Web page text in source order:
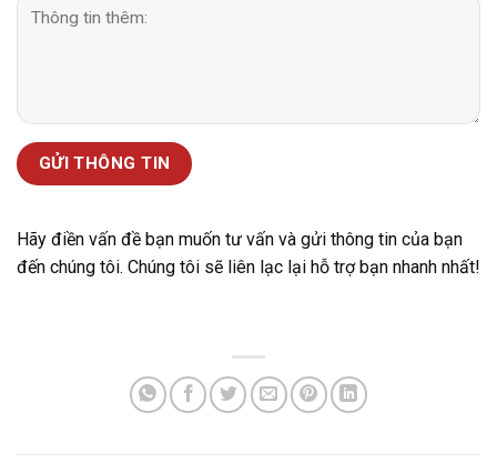
Hãy điền vấn đề bạn muốn tư vấn và gửi thông tin của bạn
đến chúng tôi. Chúng tôi sẽ liên lạc lại hỗ trợ bạn nhanh nhất!